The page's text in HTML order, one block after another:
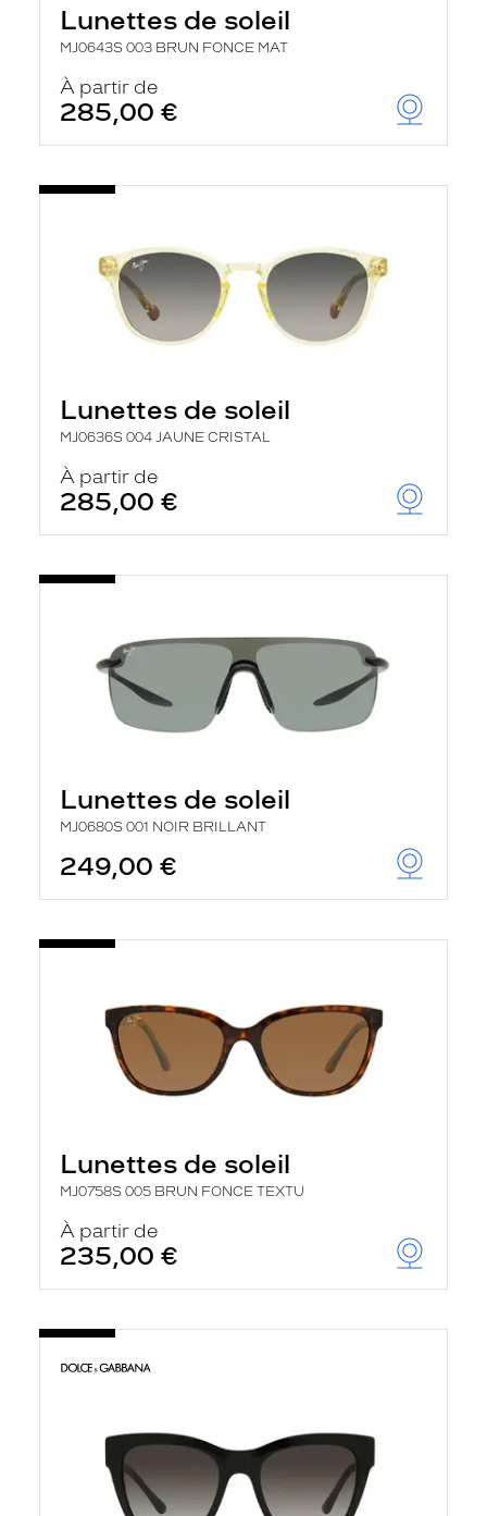
Lunettes de soleil
MJ0643S 003 BRUN FONCE MAT
À partir de
285,00 €
Lunettes de soleil
MJ0636S 004 JAUNE CRISTAL
À partir de
285,00 €
Lunettes de soleil
MJ0680S 001 NOIR BRILLANT
249,00 €
Lunettes de soleil
MJ0758S 005 BRUN FONCE TEXTU
À partir de
235,00 €